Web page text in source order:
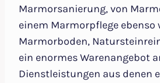
Marmorsanierung, von
einem Marmorpflege ebenso
Marmorboden,
ein enormes Warenangebot
Dienstleistungen aus denen